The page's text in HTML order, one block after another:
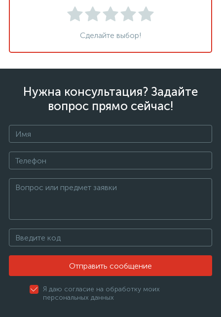
Сделайте выбор!
Нужна консультация? Задайте
вопрос прямо сейчас!
Отправить сообщение
Я даю согласие на обработку моих
персональных данных